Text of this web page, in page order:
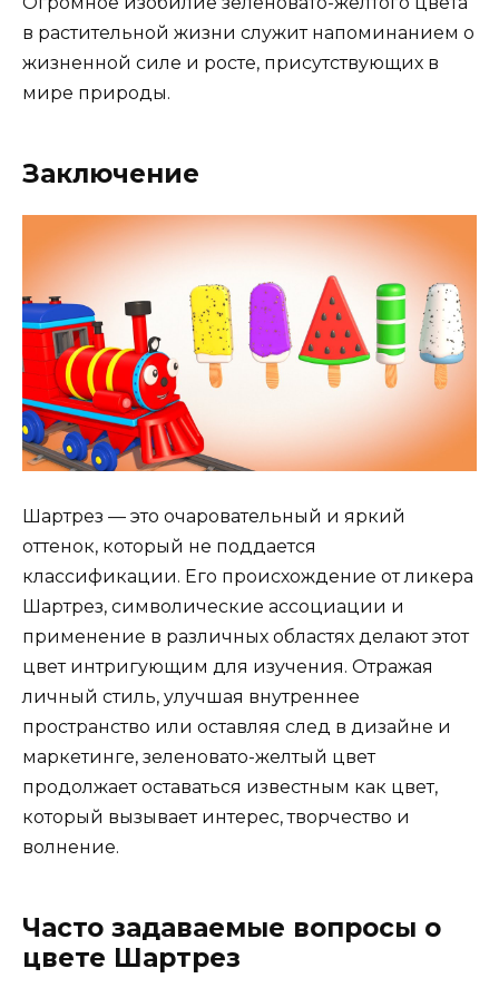
в растительной жизни служит напоминанием о
жизненной силе и росте, присутствующих в
мире природы.
Заключение
Шартрез — это очаровательный и яркий
оттенок, который не поддается
классификации. Его происхождение от ликера
Шартрез, символические ассоциации и
применение в различных областях делают этот
цвет интригующим для изучения. Отражая
личный стиль, улучшая внутреннее
пространство или оставляя след в дизайне и
маркетинге, зеленовато-желтый цвет
продолжает оставаться известным как цвет,
который вызывает интерес, творчество и
волнение.
Часто задаваемые вопросы о
цвете Шартрез